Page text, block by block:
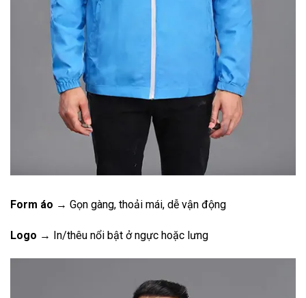
Form áo → Gọn gàng, thoải mái, dễ vận động
Logo → In/thêu nổi bật ở ngực hoặc lưng